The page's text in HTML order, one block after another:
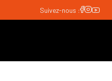
Suivez-nous :